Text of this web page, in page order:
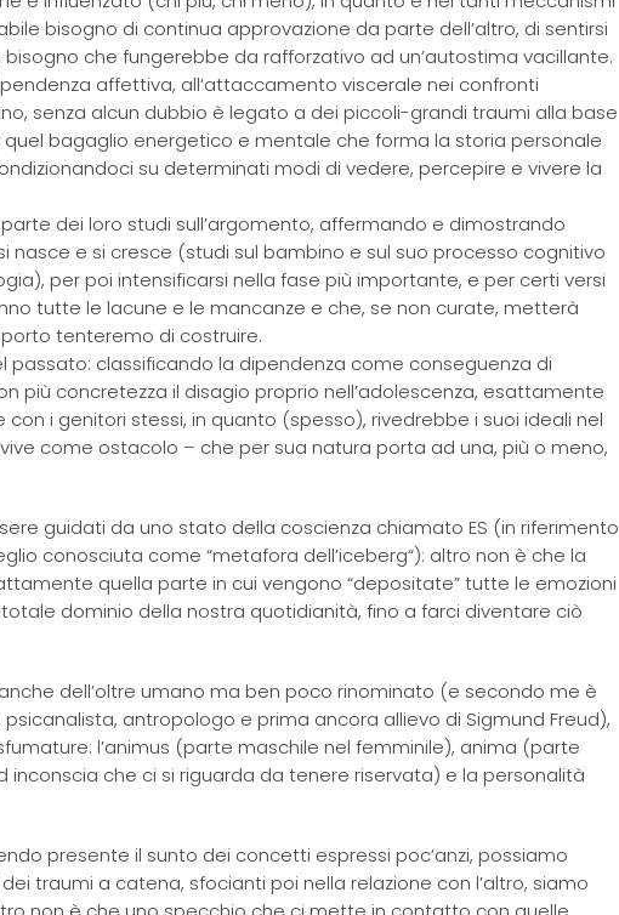
bisogno di continua approvazione da parte dell’altro, di sentirsi
che fungerebbe da rafforzativo ad un’autostima vacillante.
affettiva, all’attaccamento viscerale nei confronti
senza alcun dubbio è legato a dei piccoli-grandi traumi alla base
bagaglio energetico e mentale che forma la storia personale
su determinati modi di vedere, percepire e vivere la
dei loro studi sull’argomento, affermando e dimostrando
nasce e si cresce (studi sul bambino e sul suo processo cognitivo
per poi intensificarsi nella fase più importante, e per certi versi
tutte le lacune e le mancanze e che, se non curate, metterà
tenteremo di costruire.
classificando la dipendenza come conseguenza di
più concretezza il disagio proprio nell’adolescenza, esattamente
i genitori stessi, in quanto (spesso), rivedrebbe i suoi ideali nel
come ostacolo – che per sua natura porta ad una, più o meno,
guidati da uno stato della coscienza chiamato ES (in riferimento
conosciuta come “metafora dell’iceberg“): altro non è che la
quella parte in cui vengono “depositate” tutte le emozioni
dominio della nostra quotidianità, fino a farci diventare ciò
dell’oltre umano ma ben poco rinominato (e secondo me è
antropologo e prima ancora allievo di Sigmund Freud),
l’animus (parte maschile nel femminile), anima (parte
che ci si riguarda da tenere riservata) e la personalità
presente il sunto dei concetti espressi poc’anzi, possiamo
traumi a catena, sfocianti poi nella relazione con l’altro, siamo